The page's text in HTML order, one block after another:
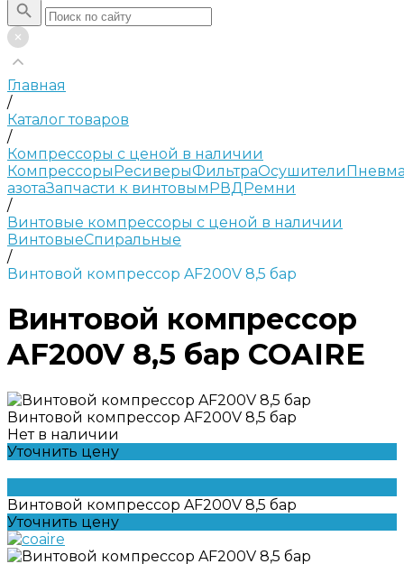
Главная
/
Каталог товаров
/
Компрессоры с ценой в наличии
КомпрессорыРесиверыФильтраОсушители
азотаЗапчасти к винтовымРВДРемни
/
Винтовые компрессоры с ценой в наличии
ВинтовыеСпиральные
/
Винтовой компрессор AF200V 8,5 бар
Винтовой компрессор
AF200V 8,5 бар COAIRE
Винтовой компрессор AF200V 8,5 бар
Нет в наличии
Уточнить цену
Винтовой компрессор AF200V 8,5 бар
Уточнить цену